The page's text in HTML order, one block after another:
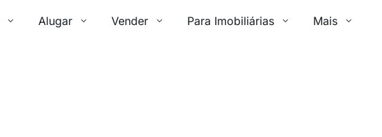
Alugar Vender Para Imobiliárias Mais